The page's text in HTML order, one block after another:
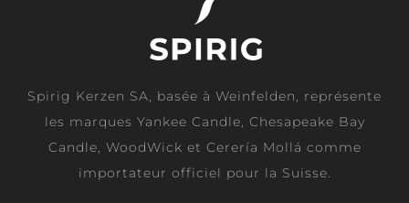
Spirig Kerzen SA, basée à Weinfelden, représente
les marques Yankee Candle, Chesapeake Bay
Candle, WoodWick et Cerería Mollá comme
importateur officiel pour la Suisse.